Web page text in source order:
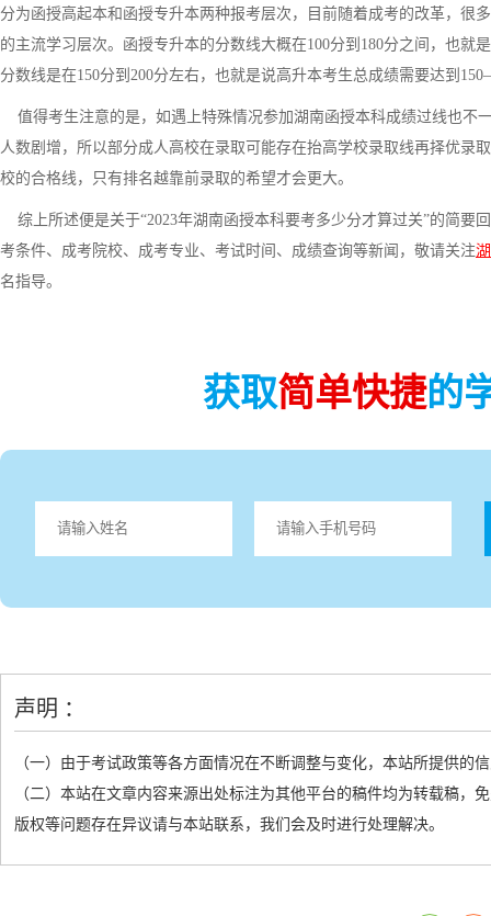
分为函授高起本和函授专升本两种报考层次，目前随着成考的改革，很
的主流学习层次。函授专升本的分数线大概在100分到180分之间，也
分数线是在150分到200分左右，也就是说高升本考生总成绩需要达到
值得考生注意的是，如遇上特殊情况参加湖南函授本科成绩过线也不
人数剧增，所以部分成人高校在录取可能存在抬高学校录取线再择优录
校的合格线，只有排名越靠前录取的希望才会更大。
综上所述便是关于“2023年湖南函授本科要考多少分才算过关”的简要
考条件、成考院校、成考专业、考试时间、成绩查询等新闻，敬请关注
名指导。
获取简单快捷的
声明 ：
（一）由于考试政策等各方面情况在不断调整与变化，本站所提供的
（二）本站在文章内容来源出处标注为其他平台的稿件均为转载稿
版权等问题存在异议请与本站联系，我们会及时进行处理解决。